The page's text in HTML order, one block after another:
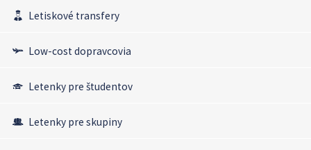
Letiskové transfery
Low-cost dopravcovia
Letenky pre študentov
Letenky pre skupiny